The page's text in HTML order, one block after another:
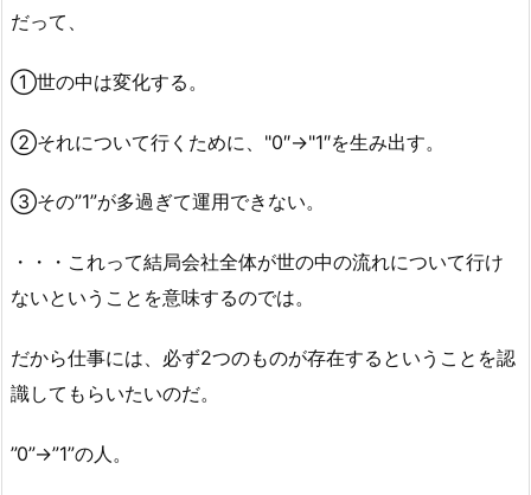
だって、
①世の中は変化する。
②それについて行くために、"0″→"1″を生み出す。
③その”1”が多過ぎて運用できない。
・・・これって結局会社全体が世の中の流れについて行け
ないということを意味するのでは。
だから仕事には、必ず2つのものが存在するということを認
識してもらいたいのだ。
”0”→”1”の人。